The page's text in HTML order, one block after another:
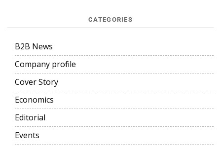
CATEGORIES
B2B News
Company profile
Cover Story
Economics
Editorial
Events